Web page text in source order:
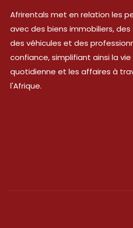
Afrirentals met en relation les
avec des biens immobiliers, des
des véhicules et des
confiance, simplifiant ainsi la vie
quotidienne et les affaires à
l'Afrique.